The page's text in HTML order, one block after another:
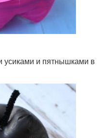
усиками и пятнышками в